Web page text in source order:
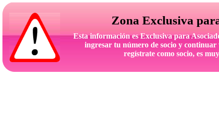
Esta información es Exclusiva para
ingresar tu número de socio y
regístrate como socio, es
Zona Exclusiva